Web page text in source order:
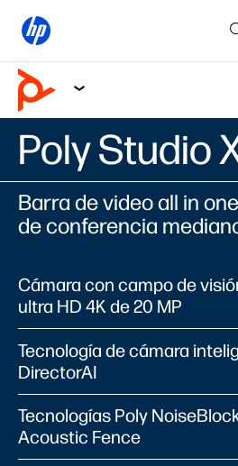
Poly Studio
Barra de video all in
de conferencia
Cámara con campo de
ultra HD 4K de 20 MP
Tecnología de cámara
DirectorAI
Tecnologías Poly
Acoustic Fence